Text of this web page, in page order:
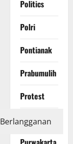
Politics
Polri
Pontianak
Prabumulih
Protest
Purbalingga
Berlangganan